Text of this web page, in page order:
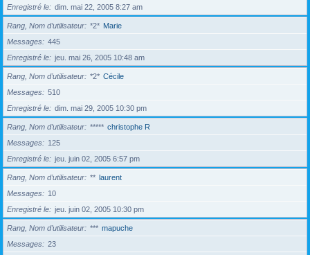
Enregistré le
dim. mai 22, 2005 8:27 am
Rang, Nom d’utilisateur *2* Marie
Messages
445
Enregistré le
jeu. mai 26, 2005 10:48 am
Rang, Nom d’utilisateur *2* Cécile
Messages
510
Enregistré le
dim. mai 29, 2005 10:30 pm
Rang, Nom d’utilisateur ***** christophe R
Messages
125
Enregistré le
jeu. juin 02, 2005 6:57 pm
Rang, Nom d’utilisateur ** laurent
Messages
10
Enregistré le
jeu. juin 02, 2005 10:30 pm
Rang, Nom d’utilisateur *** mapuche
Messages
23